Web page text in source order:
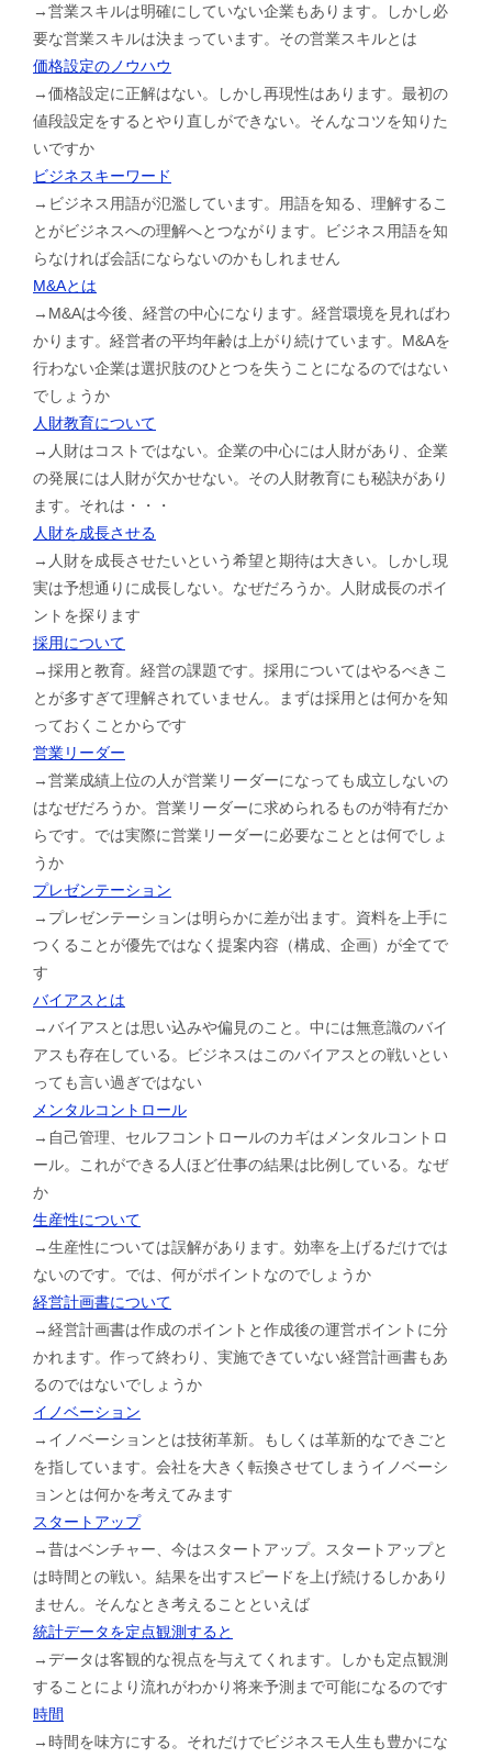
→営業スキルは明確にしていない企業もあります。しかし必
要な営業スキルは決まっています。その営業スキルとは
価格設定のノウハウ
→価格設定に正解はない。しかし再現性はあります。最初の
値段設定をするとやり直しができない。そんなコツを知りた
いですか
ビジネスキーワード
→ビジネス用語が氾濫しています。用語を知る、理解するこ
とがビジネスへの理解へとつながります。ビジネス用語を知
らなければ会話にならないのかもしれません
M&Aとは
→M&Aは今後、経営の中心になります。経営環境を見ればわ
かります。経営者の平均年齢は上がり続けています。M&Aを
行わない企業は選択肢のひとつを失うことになるのではない
でしょうか
人財教育について
→人財はコストではない。企業の中心には人財があり、企業
の発展には人財が欠かせない。その人財教育にも秘訣があり
ます。それは・・・
人財を成長させる
→人財を成長させたいという希望と期待は大きい。しかし現
実は予想通りに成長しない。なぜだろうか。人財成長のポイ
ントを探ります
採用について
→採用と教育。経営の課題です。採用についてはやるべきこ
とが多すぎて理解されていません。まずは採用とは何かを知
っておくことからです
営業リーダー
→営業成績上位の人が営業リーダーになっても成立しないの
はなぜだろうか。営業リーダーに求められるものが特有だか
らです。では実際に営業リーダーに必要なこととは何でしょ
うか
プレゼンテーション
→プレゼンテーションは明らかに差が出ます。資料を上手に
つくることが優先ではなく提案内容（構成、企画）が全てで
す
バイアスとは
→バイアスとは思い込みや偏見のこと。中には無意識のバイ
アスも存在している。ビジネスはこのバイアスとの戦いとい
っても言い過ぎではない
メンタルコントロール
→自己管理、セルフコントロールのカギはメンタルコントロ
ール。これができる人ほど仕事の結果は比例している。なぜ
か
生産性について
→生産性については誤解があります。効率を上げるだけでは
ないのです。では、何がポイントなのでしょうか
経営計画書について
→経営計画書は作成のポイントと作成後の運営ポイントに分
かれます。作って終わり、実施できていない経営計画書もあ
るのではないでしょうか
イノベーション
→イノベーションとは技術革新。もしくは革新的なできごと
を指しています。会社を大きく転換させてしまうイノベーシ
ョンとは何かを考えてみます
スタートアップ
→昔はベンチャー、今はスタートアップ。スタートアップと
は時間との戦い。結果を出すスピードを上げ続けるしかあり
ません。そんなとき考えることといえば
統計データを定点観測すると
→データは客観的な視点を与えてくれます。しかも定点観測
することにより流れがわかり将来予測まで可能になるのです
時間
→時間を味方にする。それだけでビジネスモ人生も豊かにな